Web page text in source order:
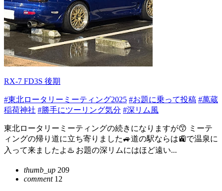
RX-7 FD3S 後期
#東北ロータリーミーティング2025 #お題に乗って投稿 #萬蔵
稲荷神社 #勝手にツーリング気分 #深リム風
東北ロータリーミーティングの続きになりますが😙 ミーテ
ィングの帰り道に立ち寄りました🚙道の駅ならは🚉で温泉に
入って来ましたよ♨️ お題の深リムにはほど遠い...
thumb_up 209
comment12